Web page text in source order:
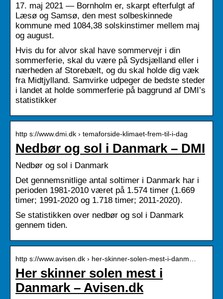
17. maj 2021 — Bornholm er, skarpt efterfulgt af
Læsø og Samsø, den mest solbeskinnede
kommune med 1084,38 solskinstimer mellem maj
og august.
Hvis du for alvor skal have sommervejr i din
sommerferie, skal du være på Sydsjælland eller i
nærheden af Storebælt, og du skal holde dig væk
fra Midtjylland. Samvirke udpeger de bedste steder
i landet at holde sommerferie på baggrund af DMI’s
statistikker
http s://www.dmi.dk › temaforside-klimaet-frem-til-i-dag
Nedbør og sol i Danmark – DMI
Nedbør og sol i Danmark
Det gennemsnitlige antal soltimer i Danmark har i
perioden 1981-2010 været på 1.574 timer (1.669
timer; 1991-2020 og 1.718 timer; 2011-2020).
Se statistikken over nedbør og sol i Danmark
gennem tiden.
http s://www.avisen.dk › her-skinner-solen-mest-i-danm…
Her skinner solen mest i
Danmark – Avisen.dk